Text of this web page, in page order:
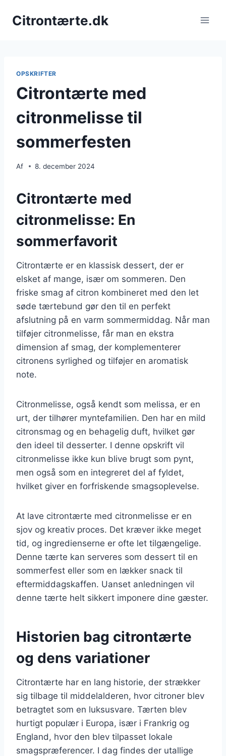
Citrontærte.dk
OPSKRIFTER
Citrontærte med
citronmelisse til
sommerfesten
Af 8. december 2024
Citrontærte med
citronmelisse: En
sommerfavorit
Citrontærte er en klassisk dessert, der er
elsket af mange, især om sommeren. Den
friske smag af citron kombineret med den let
søde tærtebund gør den til en perfekt
afslutning på en varm sommermiddag. Når man
tilføjer citronmelisse, får man en ekstra
dimension af smag, der komplementerer
citronens syrlighed og tilføjer en aromatisk
note.
Citronmelisse, også kendt som melissa, er en
urt, der tilhører myntefamilien. Den har en mild
citronsmag og en behagelig duft, hvilket gør
den ideel til desserter. I denne opskrift vil
citronmelisse ikke kun blive brugt som pynt,
men også som en integreret del af fyldet,
hvilket giver en forfriskende smagsoplevelse.
At lave citrontærte med citronmelisse er en
sjov og kreativ proces. Det kræver ikke meget
tid, og ingredienserne er ofte let tilgængelige.
Denne tærte kan serveres som dessert til en
sommerfest eller som en lækker snack til
eftermiddagskaffen. Uanset anledningen vil
denne tærte helt sikkert imponere dine gæster.
Historien bag citrontærte
og dens variationer
Citrontærte har en lang historie, der strækker
sig tilbage til middelalderen, hvor citroner blev
betragtet som en luksusvare. Tærten blev
hurtigt populær i Europa, især i Frankrig og
England, hvor den blev tilpasset lokale
smagspræferencer. I dag findes der utallige